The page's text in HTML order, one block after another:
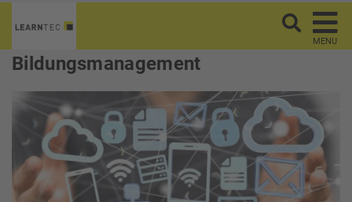
MENU
Bildungsmanagement